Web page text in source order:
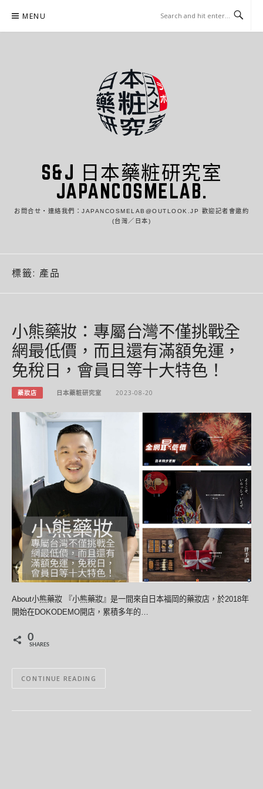
content
MENU
S&J 日本藥粧研究室
JAPANCOSMELAB.
お問合せ・連絡我們：JAPANCOSMELAB@OUTLOOK.JP 歡迎記者會邀約
(台灣／日本)
標籤: 產品
小熊藥妝：專屬台灣不僅挑戰全
網最低價，而且還有滿額免運，
免稅日，會員日等十大特色！
藥妝店 日本藥粧研究室 2023-08-20
About小熊藥妝 『小熊藥妝』是一間來自日本福岡的藥妝店，於2018年
開始在DOKODEMO開店，累積多年的…
0
SHARES
CONTINUE READING